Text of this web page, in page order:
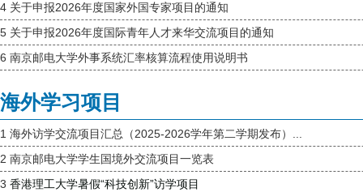
4 关于申报2026年度国家外国专家项目的通知
5 关于申报2026年度国际青年人才来华交流项目的通知
6 南京邮电大学外事系统汇率核算流程使用说明书
海外学习项目
1 海外访学交流项目汇总（2025-2026学年第二学期发布）...
2 南京邮电大学学生国境外交流项目一览表
3 香港理工大学暑假“科技创新”访学项目